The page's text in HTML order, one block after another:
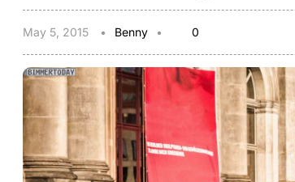
May 5, 2015 Benny 0